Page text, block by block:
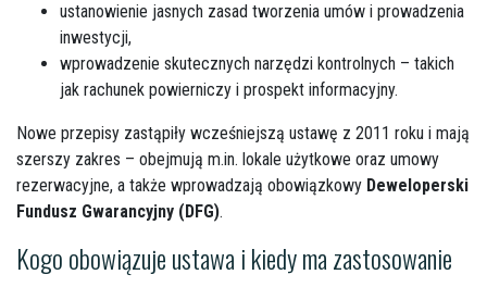
ustanowienie jasnych zasad tworzenia umów i prowadzenia
inwestycji,
wprowadzenie skutecznych narzędzi kontrolnych – takich
jak rachunek powierniczy i prospekt informacyjny.
Nowe przepisy zastąpiły wcześniejszą ustawę z 2011 roku i mają
szerszy zakres – obejmują m.in. lokale użytkowe oraz umowy
rezerwacyjne, a także wprowadzają obowiązkowy Deweloperski
Fundusz Gwarancyjny (DFG).
Kogo obowiązuje ustawa i kiedy ma zastosowanie